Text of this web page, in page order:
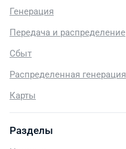
Генерация
Передача и распределение
Сбыт
Распределенная генерация
Карты
Разделы